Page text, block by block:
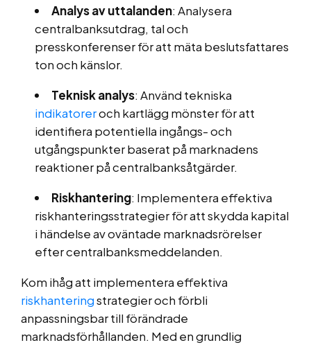
Analys av uttalanden: Analysera
centralbanksutdrag, tal och
presskonferenser för att mäta beslutsfattares
ton och känslor.
Teknisk analys: Använd tekniska
indikatoreroch kartlägg mönster för att
identifiera potentiella ingångs- och
utgångspunkter baserat på marknadens
reaktioner på centralbanksåtgärder.
Riskhantering: Implementera effektiva
riskhanteringsstrategier för att skydda kapital
i händelse av oväntade marknadsrörelser
efter centralbanksmeddelanden.
Kom ihåg att implementera effektiva
riskhanteringstrategier och förbli
anpassningsbar till förändrade
marknadsförhållanden. Med en grundlig